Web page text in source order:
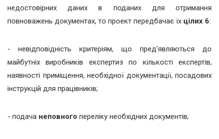
недостовірних даних в поданих для отримання
повноважень документах, то проект передбачає їх цілих 6:
- невідповідність критеріям, що пред'являються до
майбутніх виробників експертиз по кількості експертів,
наявності приміщення, необхідної документації, посадових
інструкцій для працівників;
- подача неповного переліку необхідних документів;